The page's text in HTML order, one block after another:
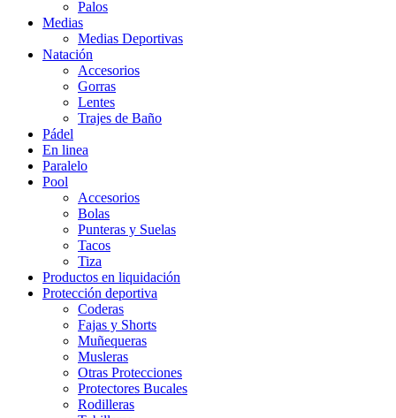
Palos
Medias
Medias Deportivas
Natación
Accesorios
Gorras
Lentes
Trajes de Baño
Pádel
En linea
Paralelo
Pool
Accesorios
Bolas
Punteras y Suelas
Tacos
Tiza
Productos en liquidación
Protección deportiva
Coderas
Fajas y Shorts
Muñequeras
Musleras
Otras Protecciones
Protectores Bucales
Rodilleras